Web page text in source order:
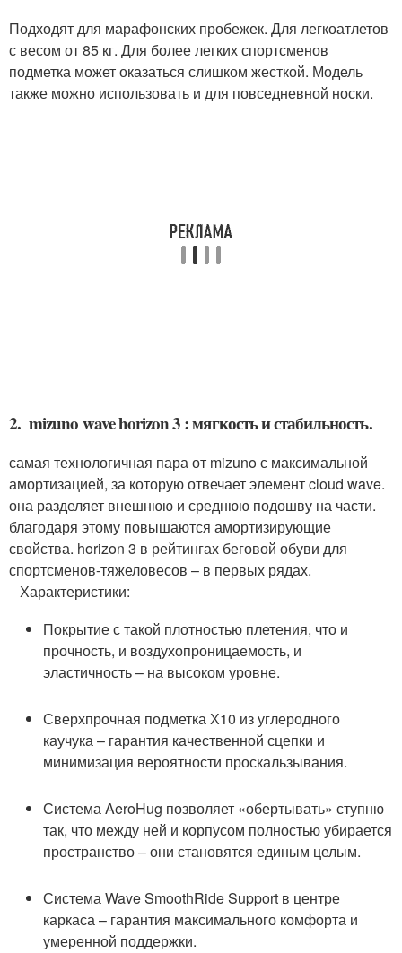
Подходят для марафонских пробежек. Для легкоатлетов
с весом от 85 кг. Для более легких спортсменов
подметка может оказаться слишком жесткой. Модель
также можно использовать и для повседневной носки.
2. mizuno wave horizon 3 : мягкость и стабильность.
самая технологичная пара от mizuno с максимальной
амортизацией, за которую отвечает элемент cloud wave.
она разделяет внешнюю и среднюю подошву на части.
благодаря этому повышаются амортизирующие
свойства. horizon 3 в рейтингах беговой обуви для
спортсменов-тяжеловесов – в первых рядах.
Характеристики:
Покрытие с такой плотностью плетения, что и
прочность, и воздухопроницаемость, и
эластичность – на высоком уровне.
Сверхпрочная подметка Х10 из углеродного
каучука – гарантия качественной сцепки и
минимизация вероятности проскальзывания.
Система AeroHug позволяет «обертывать» ступню
так, что между ней и корпусом полностью убирается
пространство – они становятся единым целым.
Система Wave SmoothRide Support в центре
каркаса – гарантия максимального комфорта и
умеренной поддержки.